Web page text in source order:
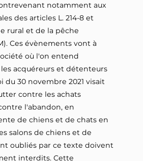
notamment aux
des articles L. 214-8 et
rural et de la pêche
Ces évènements vont à
où l'on entend
acquéreurs et détenteurs
du 30 novembre 2021 visait
contre les achats
l'abandon, en
de chiens et de chats en
salons de chiens et de
oubliés par ce texte doivent
interdits. Cette